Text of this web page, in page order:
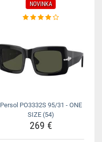
NOVINKA
Persol PO3332S 95/31 - ONE
SIZE (54)
269 €